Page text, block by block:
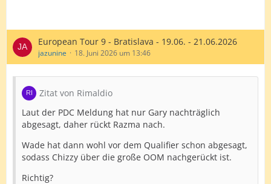
European Tour 9 - Bratislava - 19.06. - 21.06.2026
jazunine 18. Juni 2026 um 13:46
Zitat von Rimaldio
Laut der PDC Meldung hat nur Gary nachträglich
abgesagt, daher rückt Razma nach.
Wade hat dann wohl vor dem Qualifier schon abgesagt,
sodass Chizzy über die große OOM nachgerückt ist.
Richtig?